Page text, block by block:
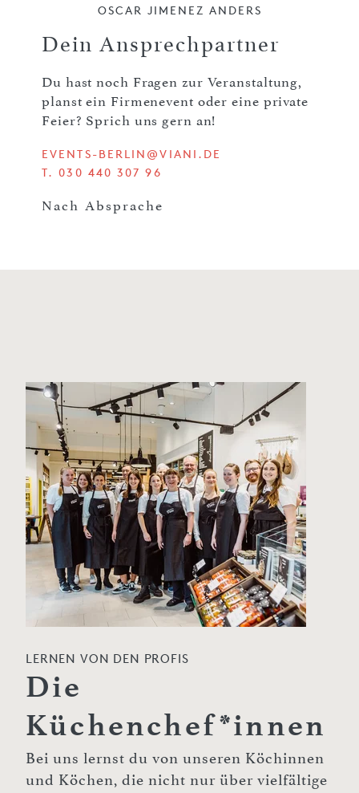
OSCAR JIMENEZ ANDERS
Dein Ansprechpartner
Du hast noch Fragen zur Veranstaltung,
planst ein Firmenevent oder eine private
Feier? Sprich uns gern an!
EVENTS-BERLIN@VIANI.DE
T. 030 440 307 96
Nach Absprache
LERNEN VON DEN PROFIS
Die
Küchenchef*innen
Bei uns lernst du von unseren Köchinnen
und Köchen, die nicht nur über vielfältige